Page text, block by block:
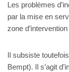
Les problèmes
par la mise en
zone
Il subsiste
Bempt). Il s’agit